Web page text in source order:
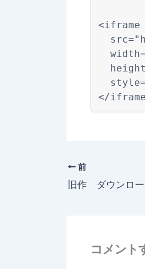
前
旧作 ダウンロ
コメント